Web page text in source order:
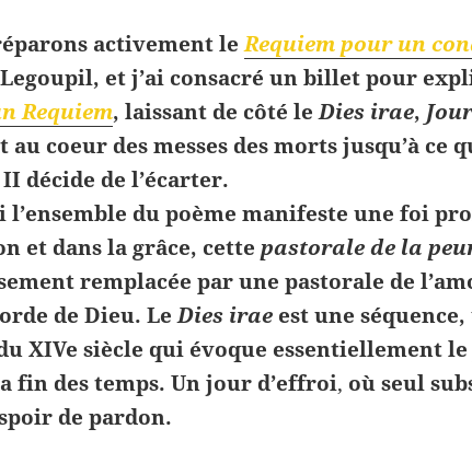
activement leRequiem pour un
et j’ai consacré un billet pour
Requiem, laissant de côté leDies irae,
au coeur des messes des morts jusqu’à ce
décide de l’écarter.
l’ensemble du poème manifeste une foi
et dans la grâce, cettepastorale de la
remplacée par une pastorale de
de Dieu. LeDies irae est une
XIVe siècle qui évoque essentiellement
fin des temps. Un jour d’effroi, où seul
de pardon.